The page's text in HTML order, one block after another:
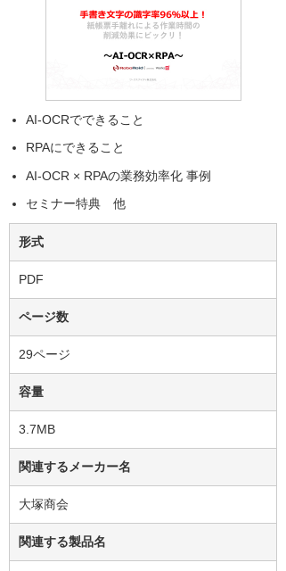
AI-OCRでできること
RPAにできること
AI-OCR × RPAの業務効率化 事例
セミナー特典 他
形式
PDF
ページ数
29ページ
容量
3.7MB
関連するメーカー名
大塚商会
関連する製品名